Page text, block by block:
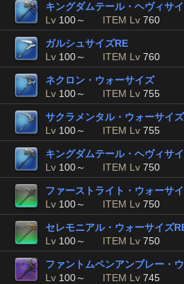
キングダムテール・ヘヴィサ
Lv 100～ ITEM Lv 760
ガルシュサイズRE
Lv 100～ ITEM Lv 760
ネクロン・ウォーサイズ
Lv 100～ ITEM Lv 755
サクラメンタル・ウォーサイズ
Lv 100～ ITEM Lv 755
キングダムテール・ヘヴィサ
Lv 100～ ITEM Lv 750
ファーストライト・ウォーサ
Lv 100～ ITEM Lv 750
セレモニアル・ウォーサイズ
Lv 100～ ITEM Lv 750
ファントムペンアンブレー・
Lv 100～ ITEM Lv 745